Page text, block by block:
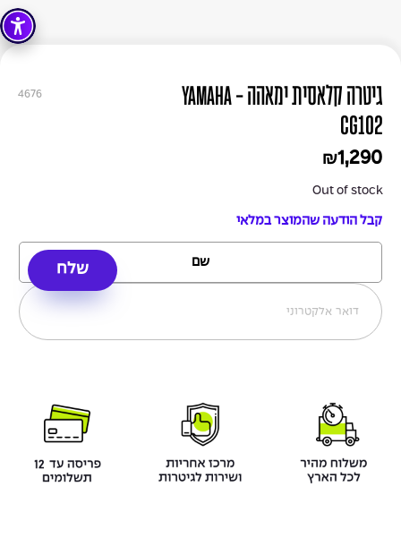
4676
גיטרה קלאסית ימאהה - YAMAHA
CG102
₪1,290
Out of stock
קבל הודעה שהמוצר במלאי